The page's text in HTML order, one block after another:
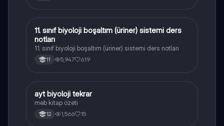
Biyoloji
11. sınıf biyoloji boşaltım (üriner) sistemi ders
notları
11. sınıf biyoloji boşaltım (üriner) sistemi ders notları
11 5,947 619
Biyoloji
ayt biyoloji tekrar
meb kitap özeti
12 1,566 15